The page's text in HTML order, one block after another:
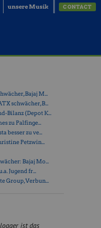
unsere Musik CONTACT
Bajaj M...
schwächer, B...
Bilanz (Depot K...
zu Palfinge...
besser zu ve...
Petzwin...
Bajaj Mo...
Jugend fr...
Group, Verbun...
ist das